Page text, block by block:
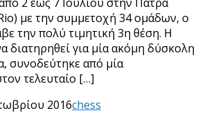
με την συμμετοχή 34 ομάδων, ο
την πολύ τιμητική 3η θέση. Η
διατηρηθεί για μία ακόμη δύσκολη
συνοδεύτηκε από μία
τελευταίο […]
2016chess